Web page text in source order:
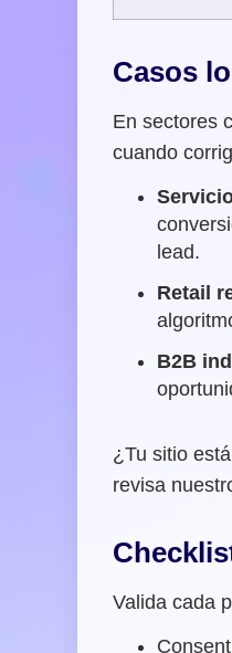
Casos
En sectores
cuando
lead.
Retail
B2B
¿Tu sitio
revisa
Valida cada